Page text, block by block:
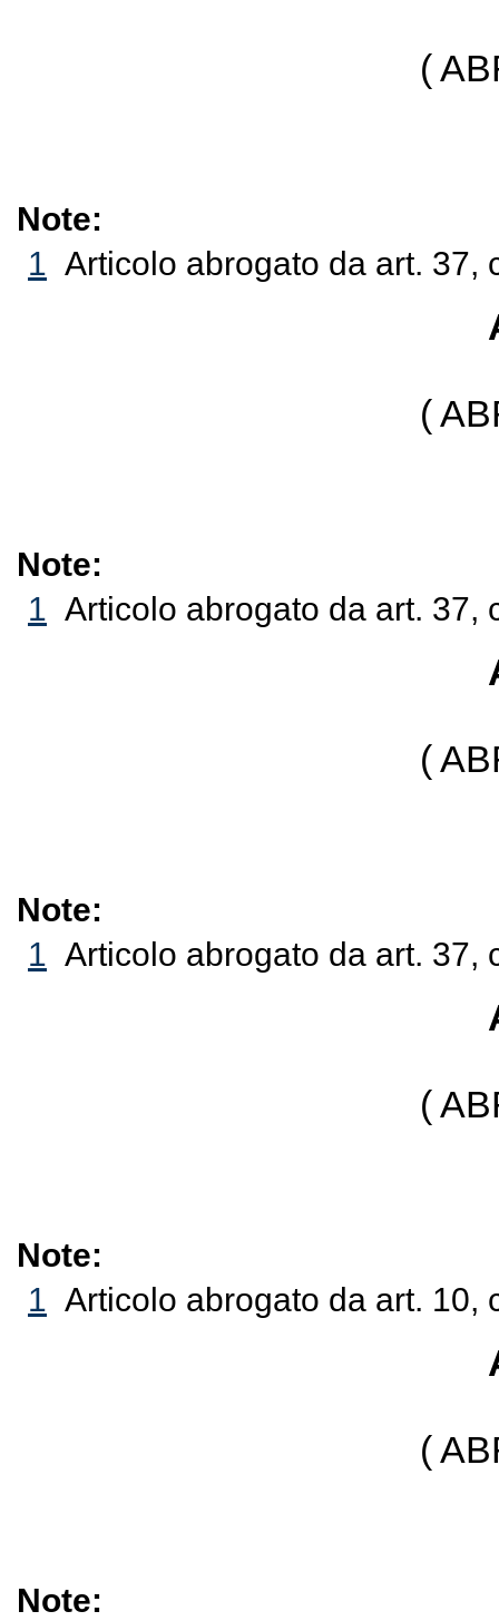
(
Note:
1 Articolo abrogato da art. 37,
(
Note:
1 Articolo abrogato da art. 37,
(
Note:
1 Articolo abrogato da art. 37,
(
Note:
1 Articolo abrogato da art. 10,
(
Note: